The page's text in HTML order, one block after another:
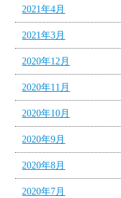
2021年4月
2021年3月
2020年12月
2020年11月
2020年10月
2020年9月
2020年8月
2020年7月